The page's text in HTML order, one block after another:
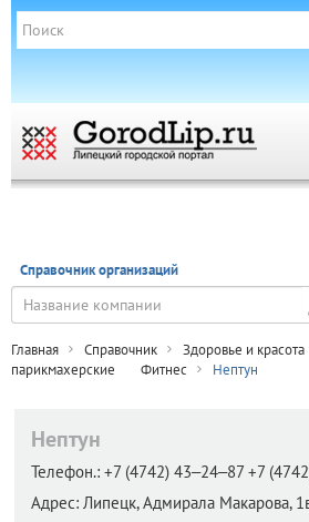
Справочник организаций
Главная Справочник Здоровье и красота
парикмахерские
Фитнес Нептун
Нептун
Телефон.: +7 (4742) 43‒24‒87 +7
Адрес: Липецк,Адмирала Макарова,